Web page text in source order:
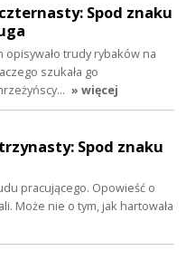
Spod znaku
opisywało trudy rybaków na
szukała go
» więcej
Spod znaku
pracującego. Opowieść o
Może nie o tym, jak hartowała